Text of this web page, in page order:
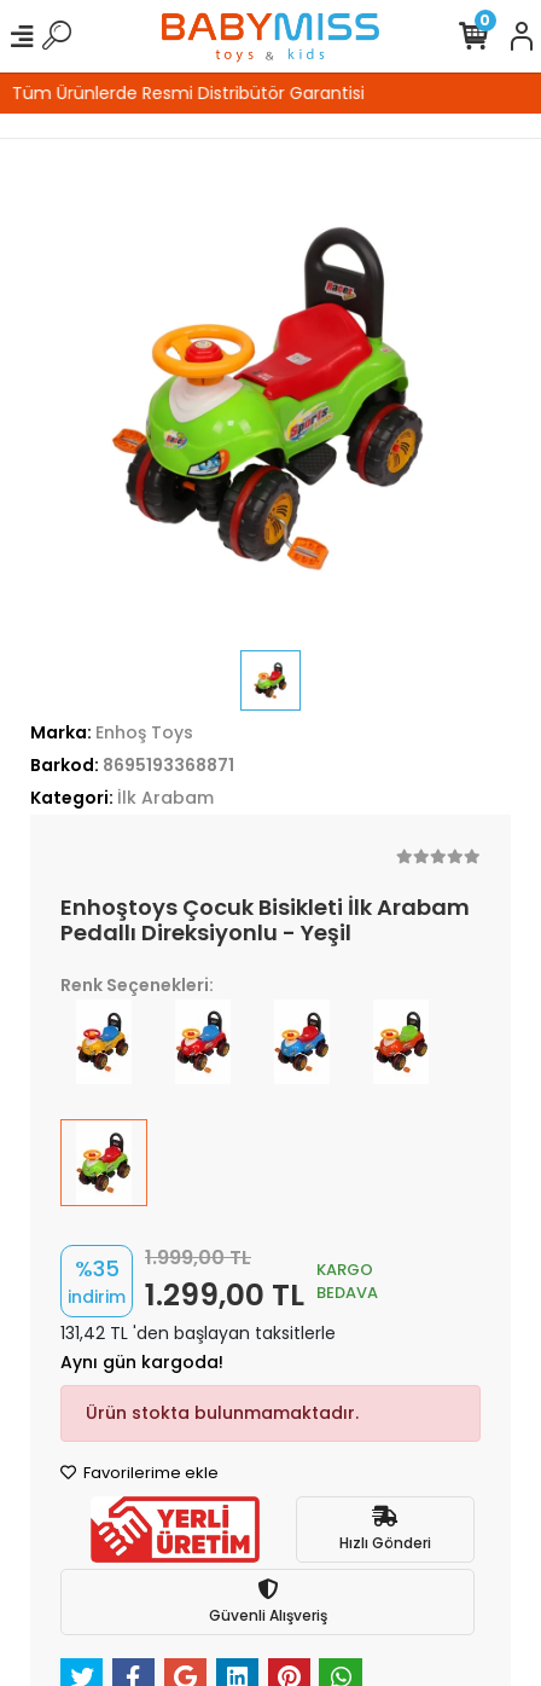
%100 Güvenli Alışveriş
0
Marka: Enhoş Toys
Barkod: 8695193368871
Kategori: İlk Arabam
Enhoştoys Çocuk Bisikleti İlk Arabam
Pedallı Direksiyonlu - Yeşil
Renk Seçenekleri:
%35
indirim
1.999,00 TL
1.299,00 TL
KARGO
BEDAVA
131,42 TL 'den başlayan taksitlerle
Aynı gün kargoda!
Ürün stokta bulunmamaktadır.
Favorilerime ekle
Hızlı Gönderi
Güvenli Alışveriş